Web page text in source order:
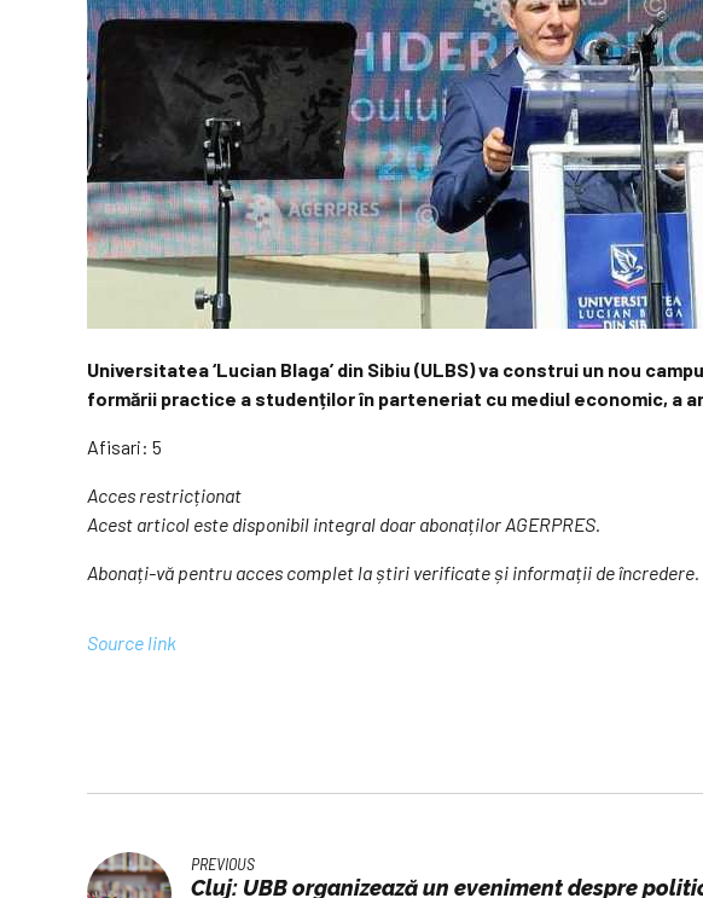
Universitatea ‘Lucian Blaga’ din Sibiu (ULBS) va construi un nou
formării practice a studenților în parteneriat cu mediul economic, a
Afisari: 5
Acces restricționat
Acest articol este disponibil integral doar abonaților AGERPRES.
Abonați-vă pentru acces complet la știri verificate și informații de încredere.
Source link
PREVIOUS
Cluj: UBB organizează un eveniment despre